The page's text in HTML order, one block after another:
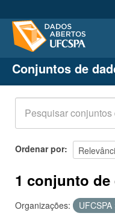
Conjuntos de dados
Organizações
Grupos
Sobre
Conjuntos de
Ordenar por
1 conjunto
Organizações: UFCSPA